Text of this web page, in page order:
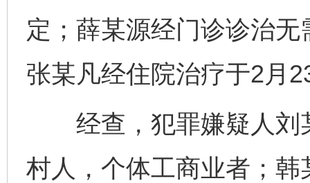
定；薛某源经门诊诊治
张某凡经住院治疗于2月
经查，犯罪嫌疑人刘
村人，个体工商业者；